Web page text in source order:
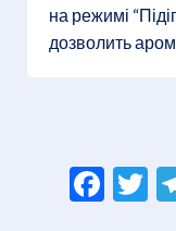
на режимі
дозволить